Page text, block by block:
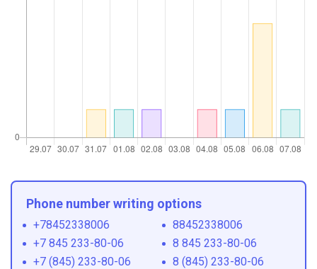
Phone number writing options
+78452338006
88452338006
+7 845 233-80-06
8 845 233-80-06
+7 (845) 233-80-06
8 (845) 233-80-06